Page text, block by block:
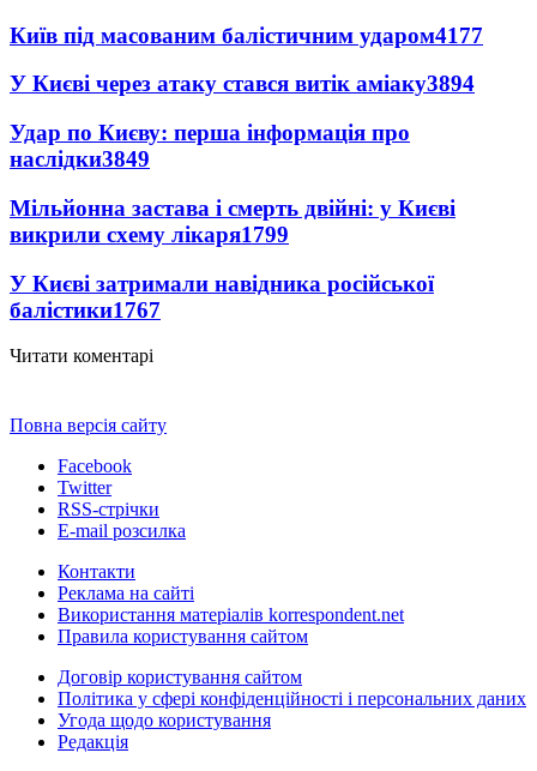
Київ під масованим балістичним ударом4177
У Києві через атаку стався витік аміаку3894
Удар по Києву: перша інформація про
наслідки3849
Мільйонна застава і смерть двійні: у Києві
викрили схему лікаря1799
У Києві затримали навідника російської
балістики1767
Читати коментарі
Повна версія сайту
Facebook
Twitter
RSS-стрічки
E-mail розсилка
Контакти
Реклама на сайті
Використання матеріалів korrespondent.net
Правила користування сайтом
Договір користування сайтом
Політика у сфері конфіденційності і персональних даних
Угода щодо користування
Редакція